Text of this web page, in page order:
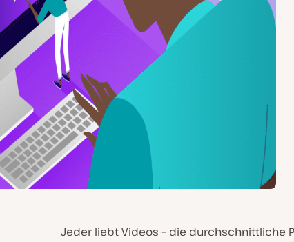
Jeder liebt Videos – die durchschnittliche